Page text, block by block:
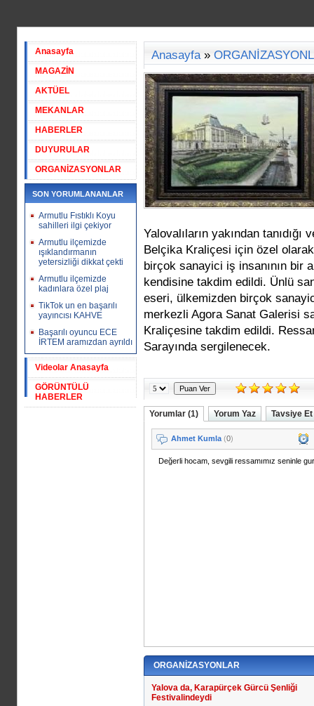
Anasayfa
MAGAZİN
AKTÜEL
MEKANLAR
HABERLER
DUYURULAR
ORGANİZASYONLAR
SON YORUMLANANLAR
Armutlu Fıstıklı Koyu
sahilleri ilgi çekiyor
Armutlu ilçemizde
ışıklandırmanın
yetersizliği dikkat çekti
Armutlu ilçemizde
kadınlara özel plaj
TikTok un en başarılı
yayıncısı KAHVE
Başarılı oyuncu ECE
İRTEM aramızdan ayrıldı
Videolar Anasayfa
GÖRÜNTÜLÜ
HABERLER
Anasayfa»
Yalovalıların yakından
Belçika Kraliçesi için özel olarak
birçok sanayici iş insanının bir
kendisine takdim edildi. Ünlü
eseri, ülkemizden birçok
merkezli Agora Sanat Galerisi
Kraliçesine takdim edildi.
Sarayında sergilenecek.
Yorumlar (1) Yorum Yaz Tavsiye Et
ORGANİZASYONLAR
Yalova da, Karapürçek Gürcü Şenliği
Festivalindeydi